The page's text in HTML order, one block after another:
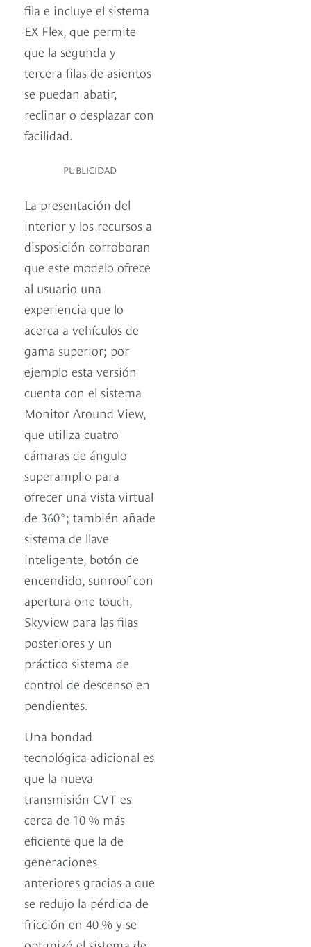
fila e incluye el sistema
EX Flex, que permite
que la segunda y
tercera filas de asientos
se puedan abatir,
reclinar o desplazar con
facilidad.
PUBLICIDAD
La presentación del
interior y los recursos a
disposición corroboran
que este modelo ofrece
al usuario una
experiencia que lo
acerca a vehículos de
gama superior; por
ejemplo esta versión
cuenta con el sistema
Monitor Around View,
que utiliza cuatro
cámaras de ángulo
superamplio para
ofrecer una vista virtual
de 360°; también añade
sistema de llave
inteligente, botón de
encendido, sunroof con
apertura one touch,
Skyview para las filas
posteriores y un
práctico sistema de
control de descenso en
pendientes.
Una bondad
tecnológica adicional es
que la nueva
transmisión CVT es
cerca de 10 % más
eficiente que la de
generaciones
anteriores gracias a que
se redujo la pérdida de
fricción en 40 % y se